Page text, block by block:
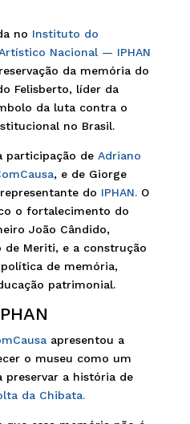
no Instituto do
Nacional — IPHAN
da memória do
Felisberto, líder da
da luta contra o
no Brasil.
participação de Adriano
, e de Giorge
do IPHAN.O
o fortalecimento do
João Cândido,
de Meriti, e a construção
de memória,
patrimonial.
apresentou a
o museu como um
preservar a história de
da Chibata.